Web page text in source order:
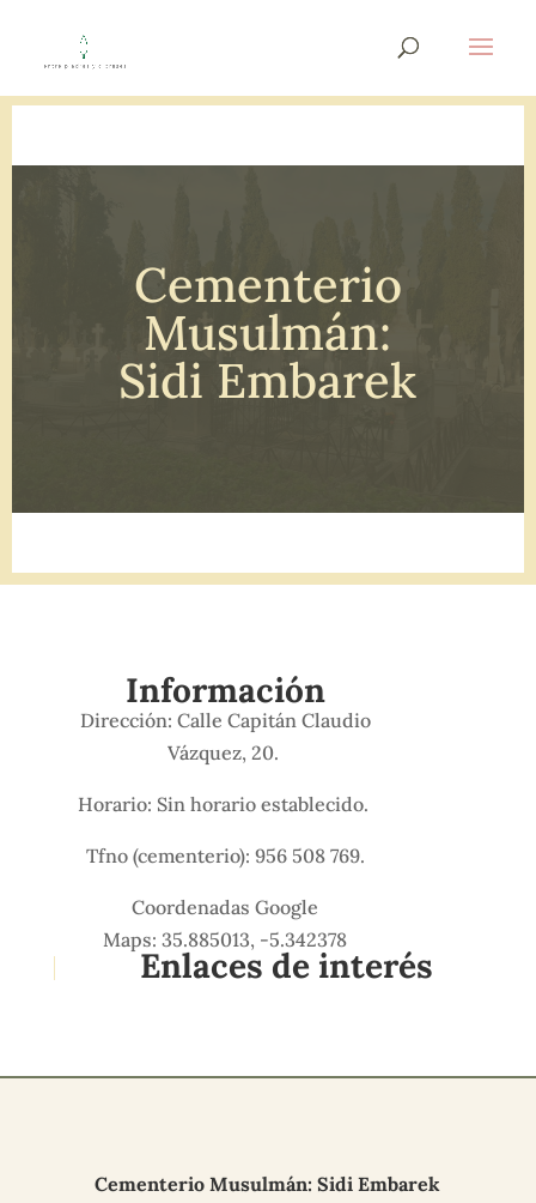
Cementerio
Musulmán:
Sidi Embarek
Información
Dirección: Calle Capitán Claudio
Vázquez, 20.
Horario: Sin horario establecido.
Tfno (cementerio): 956 508 769.
Coordenadas Google
Maps: 35.885013, -5.342378
Enlaces de interés
Cementerio Musulmán: Sidi Embarek